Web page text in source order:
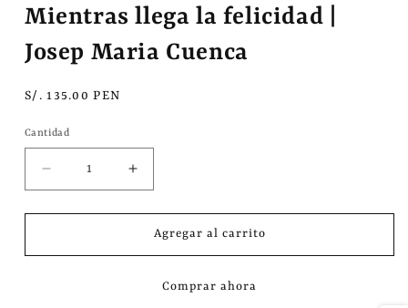
1
en
ventana
Mientras llega la felicidad |
Josep Maria Cuenca
Precio
S/. 135.00 PEN
Cantidad
Reducir
para
llega
Aumentar
para
Mientras
llega
Agregar al carrito
Comprar ahora